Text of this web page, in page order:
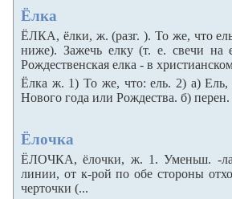
Ёлка
ЁЛКА, ёлки, ж. (разг. ). То же, что
ниже). Зажечь елку (т. е. свечи на
Рождественская елка - в
Ёлка ж. 1) То же, что: ель. 2) а) Ель,
Нового года или Рождества. б)
Ёлочка
ЁЛОЧКА, ёлочки, ж. 1. Уменьш. -
линии, от к-рой по обе стороны
черточки (...